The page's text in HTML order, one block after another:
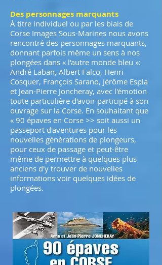
Des personnages marquants
À titre individuel ou par les biais de
Corse Images Sous-Marines nous avons
rencontré des personnages marquants,
donnant parfois même un sens à nos
plongées dans « l'autre monde bleu »:
André Laban, Albert Falco, Henri
Cosquer, François Sarano, Jérôme Espla
et Jean-Pierre Joncheray, avec l'émotion
toute particulière d'avoir participé à son
ouvrage sur la Corse. En souhaitant que
« 90 épaves en Corse >> soit aussi un
passeport d'aventures pour les
nouvelles générations de plongeurs,
pour ceux de passage et peut-être
même de permettre à quelques plus
anciens d'y trouver de nouvelles
informations voir quelques idées de
plongées.